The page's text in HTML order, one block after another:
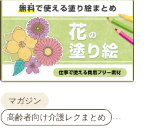
どもの日」にちなんだ素材をピ
ックアップしてご紹介。会員の
方はすべて無料・無制限でご利
用いただけます。
マガジン
高齢者向け介護レクまとめ